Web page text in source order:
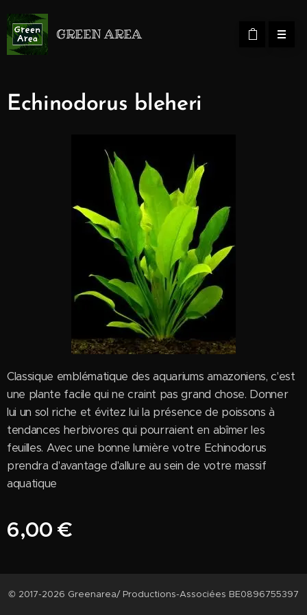
GREEN AREA
Echinodorus bleheri
Classique emblématique des aquariums amazoniens, c'est
une plante facile qui ne craint pas grand chose. Donner
lui un sol riche et évitez lui la présence de poissons à
tendances herbivores qui pourraient en abîmer les
feuilles. Avec une bonne lumière votre Echinodorus
prendra d'avantage d'allure au sein de votre massif
aquatique
6,00 €
© 2017-2026 Greenarea/ Productions-Associées BE0896755397